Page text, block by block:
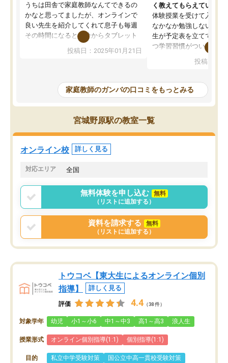
うちは田舎で家庭教師なんてできるの
かなと思ってましたが、オンラインで
良い先生を紹介してくれて息子も毎週
その時間になると自分からタブレット
を開いてzoomを繋げるようになりまし
た！5科目なんでもOKなのもとても気
めて1年ほどだった今では平均点以上の
科目が増えてきました！あと1年受験ま
であるので無料の週末教室を使用しな
がら頑張って欲しいと思います！
投稿日：2025年01月21日
く教えてもらえている
体験授業を受けて入塾し
なかなか勉強しない息子
生が予定表を立ててくれ
つ学習習慣がついてきま
指導が無い日も予定表
問できるのでとても助か
投稿日：
家庭教師のガンバの口コミをもっとみる
宮城野原駅の教室一覧
オンライン校 詳しく見る
対応エリア 全国
無料体験を申し込む
無料
（リストに追加する）
資料を請求する
無料
（リストに追加する）
トウコベ【東大生によるオンライン個別
指導】
詳しく見る
評価 4.4 （38件）
対象学年 幼児 小1～小6 中1～中3 高1～高3 浪人生
授業形式 オンライン個別指導(1:1) 個別指導(1:1)
目的 私立中学受験対策
国公立中高一貫校受験対策